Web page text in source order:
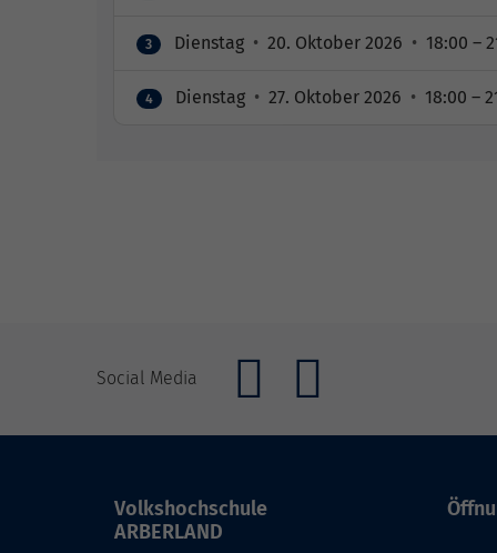
3 Dienstag • 20. Oktober 2026 • 18:00 –
4 Dienstag • 27. Oktober 2026 • 18:00 –
Social Media
Volkshochschule
ARBERLAND